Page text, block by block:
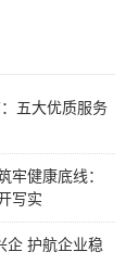
五大优质服务
牢健康底线：
写实
企 护航企业稳